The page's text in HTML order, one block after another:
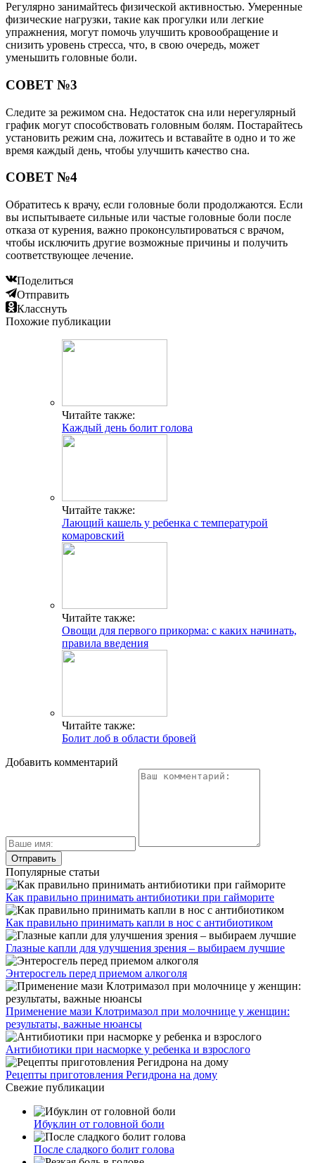
Регулярно занимайтесь физической активностью. Умеренные
физические нагрузки, такие как прогулки или легкие
упражнения, могут помочь улучшить кровообращение и
снизить уровень стресса, что, в свою очередь, может
уменьшить головные боли.
СОВЕТ №3
Следите за режимом сна. Недостаток сна или нерегулярный
график могут способствовать головным болям. Постарайтесь
установить режим сна, ложитесь и вставайте в одно и то же
время каждый день, чтобы улучшить качество сна.
СОВЕТ №4
Обратитесь к врачу, если головные боли продолжаются. Если
вы испытываете сильные или частые головные боли после
отказа от курения, важно проконсультироваться с врачом,
чтобы исключить другие возможные причины и получить
соответствующее лечение.
Поделиться
Отправить
Класснуть
Похожие публикации
Читайте также:
Каждый день болит голова
Читайте также:
Лающий кашель у ребенка с температурой
комаровский
Читайте также:
Овощи для первого прикорма: с каких начинать,
правила введения
Читайте также:
Болит лоб в области бровей
Добавить комментарий
Популярные статьи
Как правильно принимать антибиотики при гайморите
Как правильно принимать капли в нос с антибиотиком
Глазные капли для улучшения зрения – выбираем лучшие
Энтеросгель перед приемом алкоголя
Применение мази Клотримазол при молочнице у женщин:
результаты, важные нюансы
Антибиотики при насморке у ребенка и взрослого
Рецепты приготовления Регидрона на дому
Свежие публикации
Ибуклин от головной боли
После сладкого болит голова